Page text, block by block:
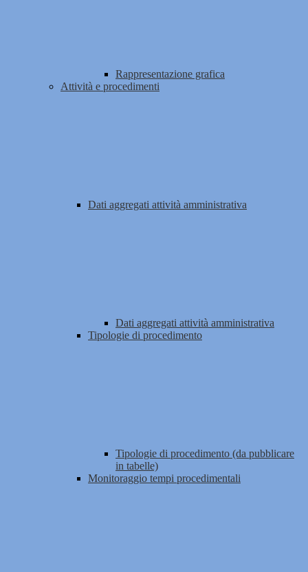
Rappresentazione grafica
Attività e procedimenti
Dati aggregati attività amministrativa
Dati aggregati attività amministrativa
Tipologie di procedimento
Tipologie di procedimento (da pubblicare
in tabelle)
Monitoraggio tempi procedimentali